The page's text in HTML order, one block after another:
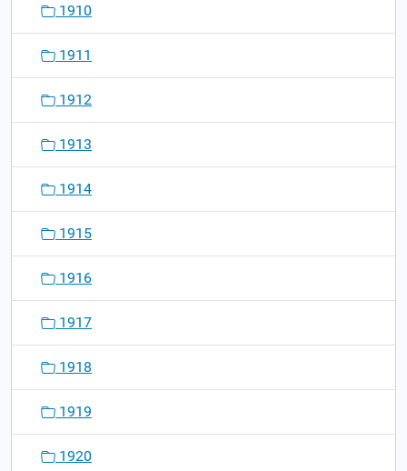
1910
1911
1912
1913
1914
1915
1916
1917
1918
1919
1920